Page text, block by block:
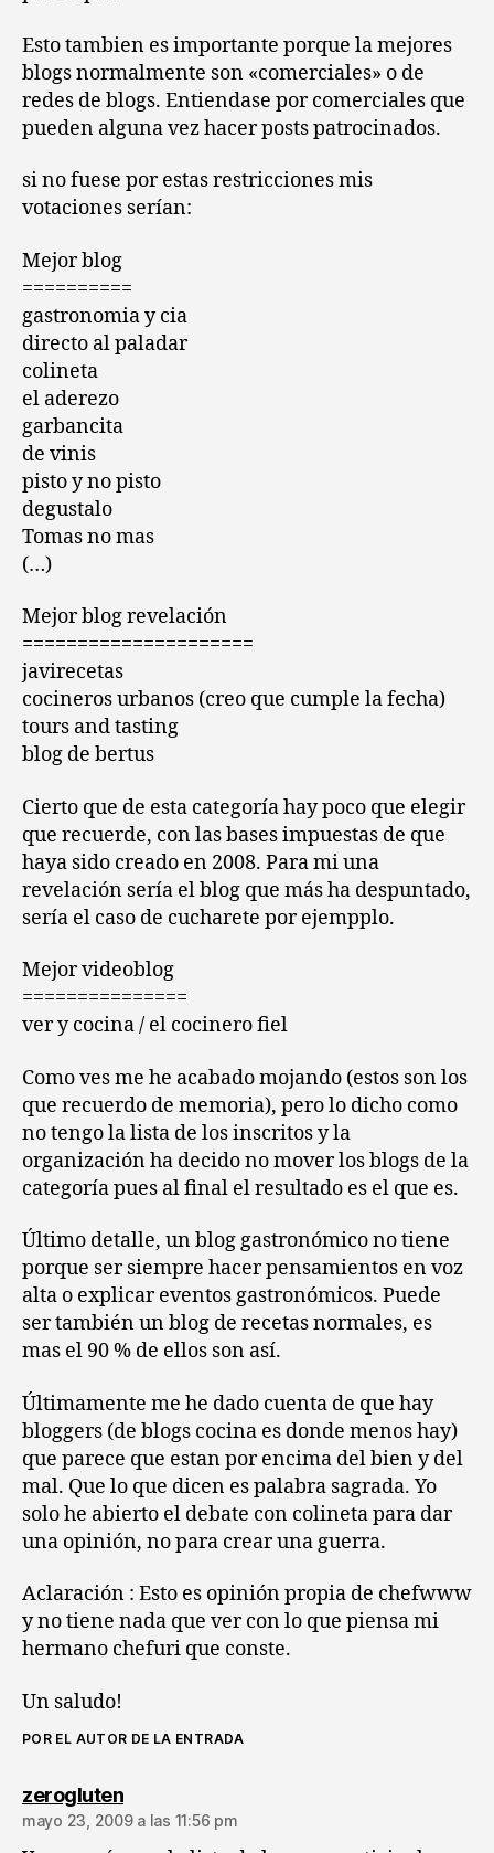
Esto tambien es importante porque la mejores
blogs normalmente son «comerciales» o de
redes de blogs. Entiendase por comerciales que
pueden alguna vez hacer posts patrocinados.
si no fuese por estas restricciones mis
votaciones serían:
Mejor blog
==========
gastronomia y cia
directo al paladar
colineta
el aderezo
garbancita
de vinis
pisto y no pisto
degustalo
Tomas no mas
(…)
Mejor blog revelación
=====================
javirecetas
cocineros urbanos (creo que cumple la fecha)
tours and tasting
blog de bertus
Cierto que de esta categoría hay poco que elegir
que recuerde, con las bases impuestas de que
haya sido creado en 2008. Para mi una
revelación sería el blog que más ha despuntado,
sería el caso de cucharete por ejempplo.
Mejor videoblog
===============
ver y cocina / el cocinero fiel
Como ves me he acabado mojando (estos son los
que recuerdo de memoria), pero lo dicho como
no tengo la lista de los inscritos y la
organización ha decido no mover los blogs de la
categoría pues al final el resultado es el que es.
Último detalle, un blog gastronómico no tiene
porque ser siempre hacer pensamientos en voz
alta o explicar eventos gastronómicos. Puede
ser también un blog de recetas normales, es
mas el 90 % de ellos son así.
Últimamente me he dado cuenta de que hay
bloggers (de blogs cocina es donde menos hay)
que parece que estan por encima del bien y del
mal. Que lo que dicen es palabra sagrada. Yo
solo he abierto el debate con colineta para dar
una opinión, no para crear una guerra.
Aclaración : Esto es opinión propia de chefwww
y no tiene nada que ver con lo que piensa mi
hermano chefuri que conste.
Un saludo!
POR EL AUTOR DE LA ENTRADA
zeroglutendice:
mayo 23, 2009 a las 11:56 pm